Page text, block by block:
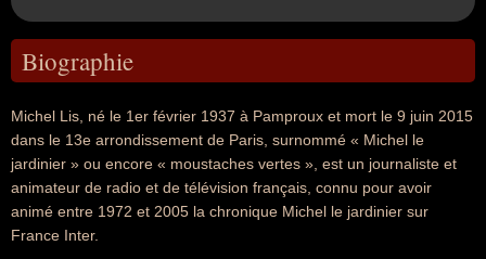
Biographie
Michel Lis, né le 1er février 1937 à Pamproux et mort le 9 juin 2015
dans le 13e arrondissement de Paris, surnommé « Michel le
jardinier » ou encore « moustaches vertes », est un journaliste et
animateur de radio et de télévision français, connu pour avoir
animé entre 1972 et 2005 la chronique Michel le jardinier sur
France Inter.